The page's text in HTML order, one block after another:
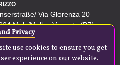
Privacy
use cookies to ensure you get
experience on our website.
Via Glorenza 20
Mals/Malles Venosta (BZ)
Alto Adige
83 10 59